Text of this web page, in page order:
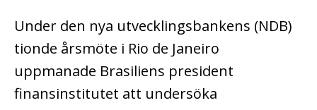
Under den nya utvecklingsbankens (NDB)
tionde årsmöte i Rio de Janeiro
uppmanade Brasiliens president
finansinstitutet att undersöka